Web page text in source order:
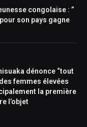
congolaise : ”
son pays gagne
dénonce “tout
femmes élevées
la première
l’objet